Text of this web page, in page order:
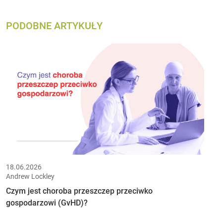
PODOBNE ARTYKUŁY
18.06.2026
Andrew Lockley
Czym jest choroba przeszczep przeciwko
gospodarzowi (GvHD)?